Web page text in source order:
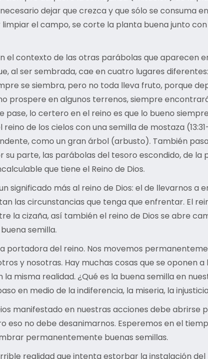
dejar que crezca y que sólo se consuma
el campo, se corte la planta buena junto
contexto de las otras parábolas que aparecen
al ser sembrada, cae en cuatro lugares
se siembra, pero no toda lleva fruto, porque
prospere en algunos terrenos, siempre
pase, lo certero en el reino es que lo bueno
de los cielos con una semilla de mostaza
como un gran árbol (arbusto). También
su parte, las parábolas del tesoro escondido, de
que tiene el Reino de Dios.
significado más al reino de Dios: el de llevarnos a
las circunstancias que tenga que enfrentar. El
la cizaña, así también el reino de Dios se abre
semilla.
portadora del reino. Nos movemos
y nosotras. Hay muchas cosas que se oponen
misma realidad. ¿Qué es la buena semilla en
en medio de la indiferencia, la miseria, la
manifestado en nuestras acciones debe abrirse
eso no debe desanimarnos. Esperemos en el
permanentemente buenas semillas.
realidad que intenta estorbar la instalación del